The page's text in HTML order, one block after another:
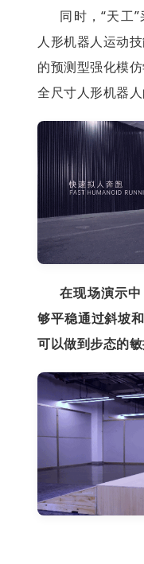
同时，“天工
人形机器人运动
的预测型强化模
全尺寸人形机器人
在现场演示
够平稳通过斜坡
可以做到步态的敏